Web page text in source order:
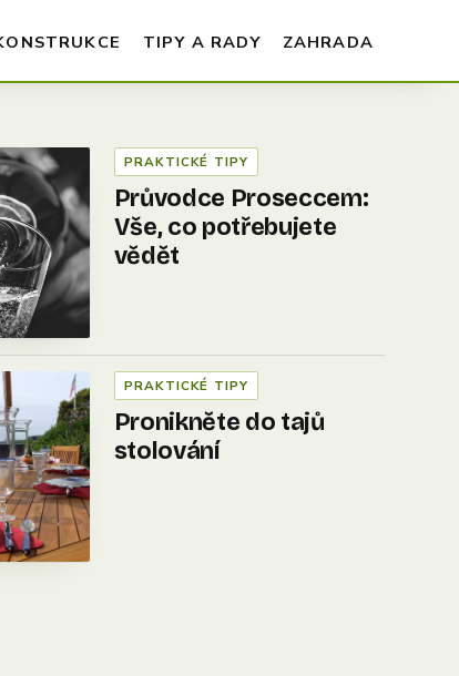
TIPY A RADY ZAHRADA
Průvodce Proseccem:
Vše, co potřebujete
vědět
PRAKTICKÉ TIPY
Pronikněte do tajů
stolování
PRAKTICKÉ TIPY